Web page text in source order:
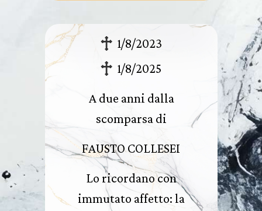
1/8/2023
1/8/2025
A due anni dalla
scomparsa di
FAUSTO COLLESEI
Lo ricordano con
immutato affetto: la